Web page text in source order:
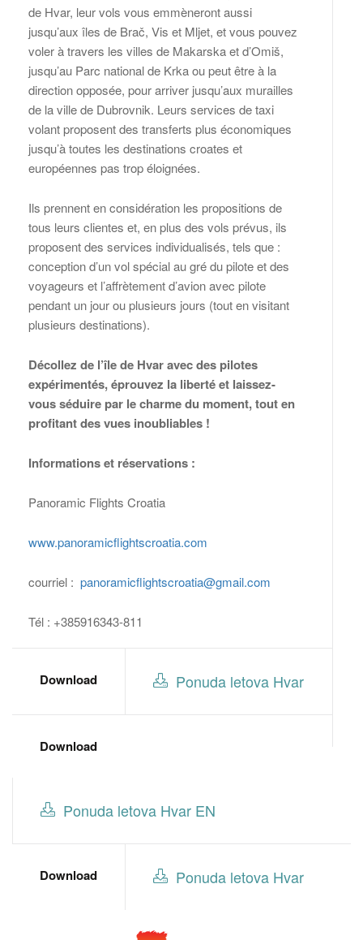
de Hvar, leur vols vous emmèneront aussi
jusqu’aux îles de Brač, Vis et Mljet, et vous pouvez
voler à travers les villes de Makarska et d’Omiš,
jusqu’au Parc national de Krka ou peut être à la
direction opposée, pour arriver jusqu’aux murailles
de la ville de Dubrovnik. Leurs services de taxi
volant proposent des transferts plus économiques
jusqu’à toutes les destinations croates et
européennes pas trop éloignées.
Ils prennent en considération les propositions de
tous leurs clientes et, en plus des vols prévus, ils
proposent des services individualisés, tels que :
conception d’un vol spécial au gré du pilote et des
voyageurs et l’affrètement d’avion avec pilote
pendant un jour ou plusieurs jours (tout en visitant
plusieurs destinations).
Décollez de l’île de Hvar avec des pilotes
expérimentés, éprouvez la liberté et laissez-
vous séduire par le charme du moment, tout en
profitant des vues inoubliables !
Informations et réservations :
Panoramic Flights Croatia
www.panoramicflightscroatia.com
courriel : panoramicflightscroatia@gmail.com
Tél : +385916343-811
Download Ponuda letova Hvar
Download
Ponuda letova Hvar EN
Download Ponuda letova Hvar